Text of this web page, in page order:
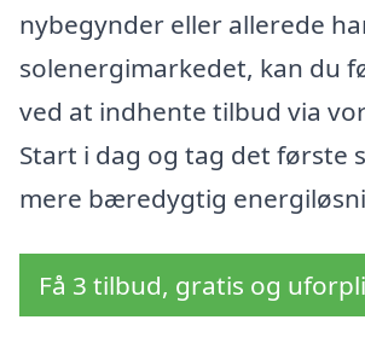
nybegynder eller allerede
solenergimarkedet, kan du
ved at indhente tilbud via
Start i dag og tag det første
mere bæredygtig
Få 3 tilbud, gratis og